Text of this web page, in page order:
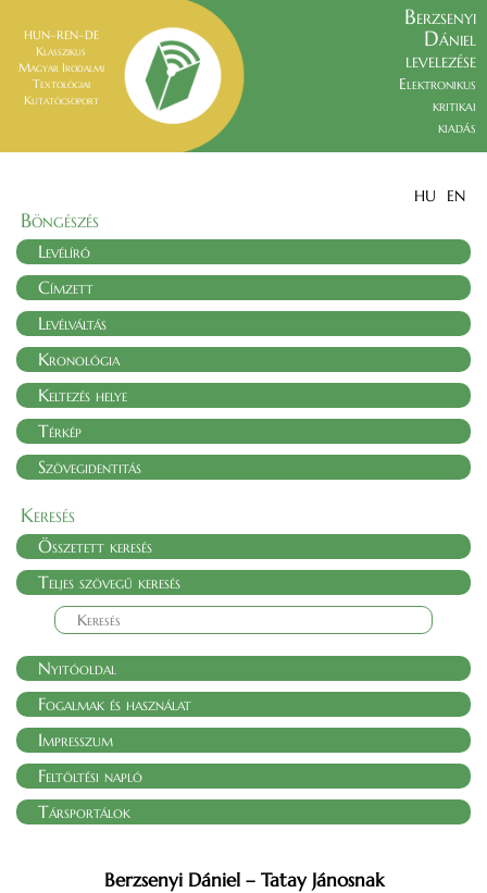
HUN–REN–DE
Klasszikus
Magyar Irodalmi
Textológiai
Kutatócsoport
Berzsenyi
Dániel
levelezése
Elektronikus
kritikai
kiadás
HU EN
Böngészés
Levélíró
Címzett
Levélváltás
Kronológia
Keltezés helye
Térkép
Szövegidentitás
Keresés
Összetett keresés
Teljes szövegű keresés
Nyitóoldal
Fogalmak és használat
Impresszum
Feltöltési napló
Társportálok
Berzsenyi Dániel – Tatay Jánosnak